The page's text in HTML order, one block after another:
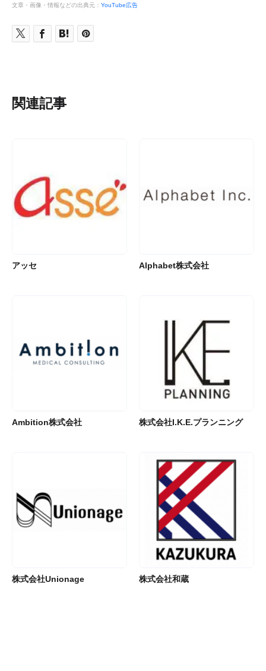
文章・画像・情報などの出典元： YouTube広告
関連記事
アッセ Alphabet株式会社
Ambition株式会社 株式会社I.K.E.プランニング
株式会社Unionage 株式会社和蔵